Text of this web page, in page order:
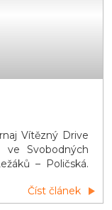
Vítězný Drive
Svobodných
– Poličská.
pomoci
Číst článek